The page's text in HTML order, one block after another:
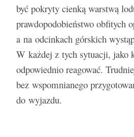
Miejmy baczenie na zmiany
drogowych
Zespół LETNI i marka
Kampania Muzyczna w
Co to jest płyn hamulcowy
10 rad dla kobiet od
Europy
być pokryty cienką warstwą
prawdopodobieństwo obfitych
a na odcinkach górskich
W każdej z tych sytuacji, jako
odpowiednio reagować.
bez wspomnianego
do wyjazdu.